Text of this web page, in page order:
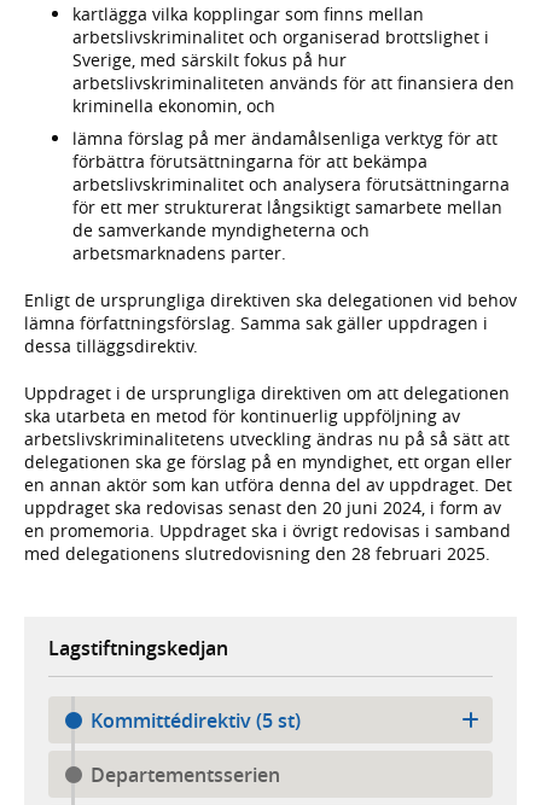
kartlägga vilka kopplingar som finns mellan
arbetslivskriminalitet och organiserad brottslighet i
Sverige, med särskilt fokus på hur
arbetslivskriminaliteten används för att finansiera den
kriminella ekonomin, och
lämna förslag på mer ändamålsenliga verktyg för att
förbättra förutsättningarna för att bekämpa
arbetslivskriminalitet och analysera förutsättningarna
för ett mer strukturerat långsiktigt samarbete mellan
de samverkande myndigheterna och
arbetsmarknadens parter.
Enligt de ursprungliga direktiven ska delegationen vid behov
lämna författningsförslag. Samma sak gäller uppdragen i
dessa tilläggsdirektiv.
Uppdraget i de ursprungliga direktiven om att delegationen
ska utarbeta en metod för kontinuerlig uppföljning av
arbetslivskriminalitetens utveckling ändras nu på så sätt att
delegationen ska ge förslag på en myndighet, ett organ eller
en annan aktör som kan utföra denna del av uppdraget. Det
uppdraget ska redovisas senast den 20 juni 2024, i form av
en promemoria. Uppdraget ska i övrigt redovisas i samband
med delegationens slutredovisning den 28 februari 2025.
Lagstiftningskedjan
Kommittédirektiv (5 st)
Departementsserien